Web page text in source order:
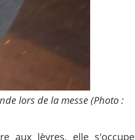
lors de la messe (Photo :
aux lèvres, elle s'occupe